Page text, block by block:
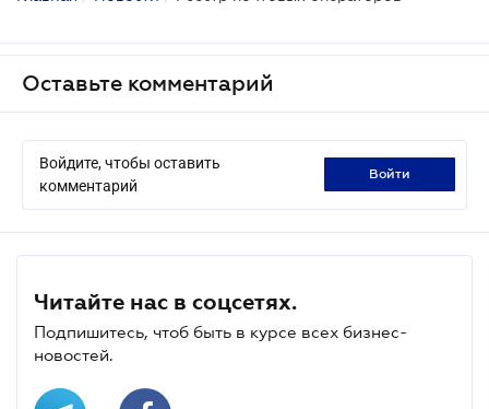
Оставьте комментарий
Войдите, чтобы оставить
комментарий
войти
Читайте нас в соцсетях.
Подпишитесь, чтоб быть в курсе всех бизнес-
новостей.